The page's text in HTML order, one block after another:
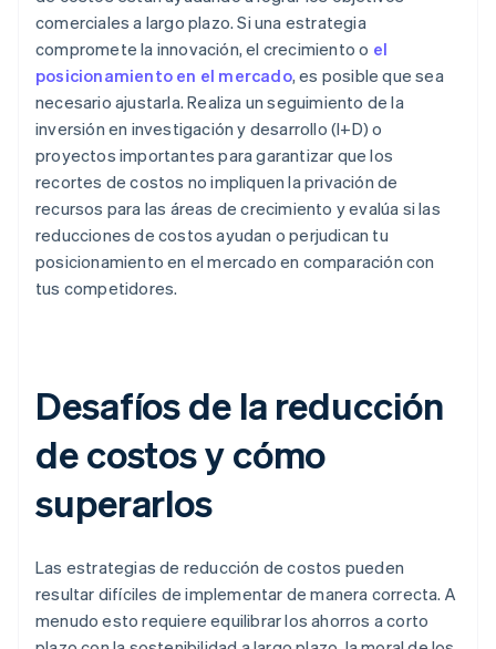
comerciales a largo plazo. Si una estrategia
compromete la innovación, el crecimiento o el
posicionamiento en el mercado, es posible que sea
necesario ajustarla. Realiza un seguimiento de la
inversión en investigación y desarrollo (I+D) o
proyectos importantes para garantizar que los
recortes de costos no impliquen la privación de
recursos para las áreas de crecimiento y evalúa si las
reducciones de costos ayudan o perjudican tu
posicionamiento en el mercado en comparación con
tus competidores.
Desafíos de la reducción
de costos y cómo
superarlos
Las estrategias de reducción de costos pueden
resultar difíciles de implementar de manera correcta. A
menudo esto requiere equilibrar los ahorros a corto